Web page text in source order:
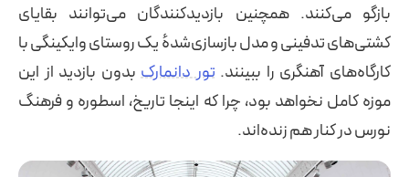
بازگو می‌کنند. همچنین بازدیدکنندگان می‌توانند بقایای
کشتی‌های تدفینی و مدل بازسازی‌شدهٔ یک روستای وایکینگی با
کارگاه‌های آهنگری را ببینند. تور دانمارکبدون بازدید از این
موزه کامل نخواهد بود، چرا که اینجا تاریخ، اسطوره و فرهنگ
نورس در کنار هم زنده‌اند.